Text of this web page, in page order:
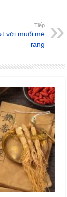
Tiếp
với muối mè
rang